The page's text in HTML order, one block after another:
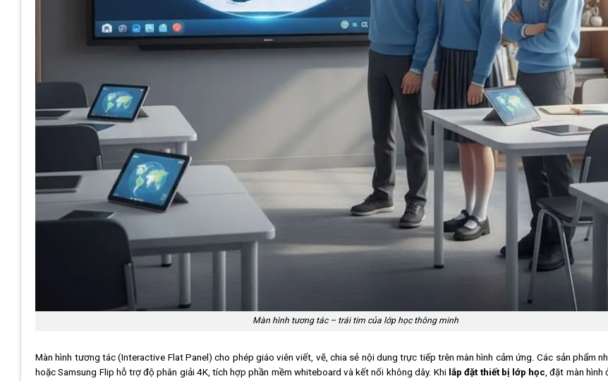
Màn hình tương tác – trái tim của lớp học thông minh
Màn hình tương tác (Interactive Flat Panel) cho phép giáo viên viết, vẽ, chia sẻ nội dung trực tiếp trên màn hình cảm ứng. Các sản phẩm
hoặc Samsung Flip hỗ trợ độ phân giải 4K, tích hợp phần mềm whiteboard và kết nối không dây. Khi lắp đặt thiết bị lớp học, đặt màn hình